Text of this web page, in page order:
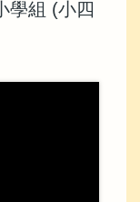
學組 (小四